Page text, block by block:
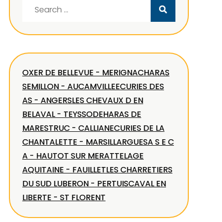
OXER DE BELLEVUE - MERIGNACHARAS
SEMILLON - AUCAMVILLEECURIES DES
AS - ANGERSLES CHEVAUX D EN
BELAVAL - TEYSSODEHARAS DE
MARESTRUC - CALLIANECURIES DE LA
CHANTALETTE - MARSILLARGUESA S E C
A - HAUTOT SUR MERATTELAGE
AQUITAINE - FAUILLETLES CHARRETIERS
DU SUD LUBERON - PERTUISCAVAL EN
LIBERTE - ST FLORENT